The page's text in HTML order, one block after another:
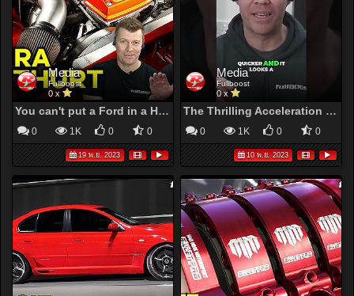
Media
Fullboost
0 x
You can't put a Ford in a Holden!
0 1K 0 0
19 พ.ย. 2023
Media
Fullboost
0 x
The Thrilling Acceleration of the Nissan Leaf | fullCHARGE #fullboost
0 1K 0 0
10 พ.ย. 2023